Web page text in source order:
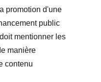
promotion d'une
public
mentionner les
manière
contenu